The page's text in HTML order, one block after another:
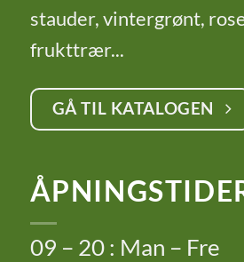
stauder, vintergrønt,
frukttrær...
GÅ TIL KATALOGEN
09 – 20 : Man – Fre